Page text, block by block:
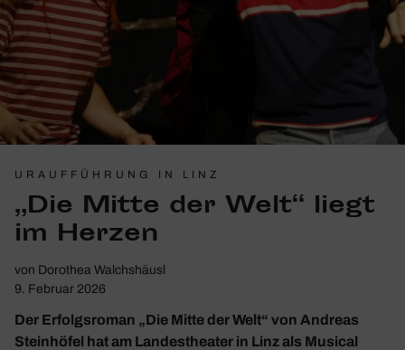
URAUFFÜHRUNG IN LINZ
„Die Mitte der Welt“ liegt
im Herzen
von Dorothea Walchshäusl
9. Februar 2026
Der Erfolgsroman „Die Mitte der Welt“ von Andreas
Steinhöfel hat am Landestheater in Linz als Musical